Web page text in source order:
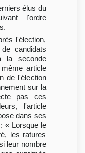
élus du
l'ordre
l'élection,
candidats
la seconde
article
de l'élection
sur la
pas ces
l'article
dans ses
« Lorsque le
les ratures
leur nombre